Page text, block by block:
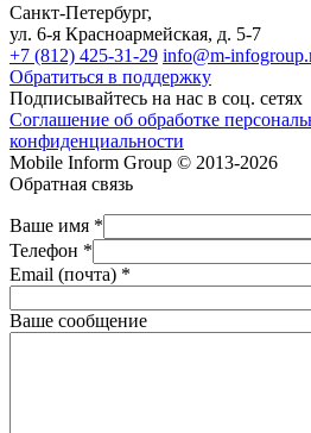
Санкт-Петербург,
ул. 6-я Красноармейская, д. 5-7
+7 (812) 425-31-29 info@m-
Обратиться в поддержку
Подписывайтесь на нас в соц. сетях
Соглашение об обработке
конфиденциальности
Mobile Inform Group © 2013-2026
Обратная связь
Ваше имя *
Телефон *
Email (почта) *
Ваше сообщение